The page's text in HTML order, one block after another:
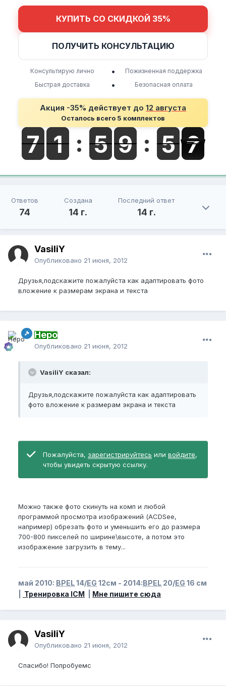
КУПИТЬ СО СКИДКОЙ 35%
ПОЛУЧИТЬ КОНСУЛЬТАЦИЮ
Консультирую лично •
Пожизненная поддержка
Быстрая доставка
• Безопасная оплата
Акция -35% действует до 12 августа
Осталось всего 5 комплектов
Ответов
74
Создана
14 г.
Последний ответ
14 г.
VasiliY
Опубликовано 21 июня, 2012
Друзья,подскажите пожалуйста как адаптировать фото
вложение к размерам экрана и текста
Неро
Опубликовано 21 июня, 2012
VasiliY сказал:
Друзья,подскажите пожалуйста как адаптировать
фото вложение к размерам экрана и текста
Пожалуйста, зарегистрируйтесь или войдите,
чтобы увидеть скрытую ссылку.
Можно также фото скинуть на комп и любой
программой просмотра изображений (ACDSee,
например) обрезать фото и уменьшить его до размера
700-800 пикселей по ширине\высоте, а потом это
изображение загрузить в тему...
май 2010: BPEL14/EG 12см - 2014:BPEL 20/EG 16 см
Тренировка ICM Мне пишите сюда
VasiliY
Опубликовано 21 июня, 2012
Спасибо! Попробуемс